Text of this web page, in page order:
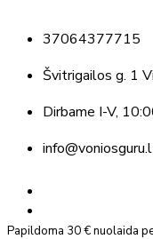
37064377715
Švitrigailos g. 1
Dirbame I-V,
Papildoma 30 € nuolaida